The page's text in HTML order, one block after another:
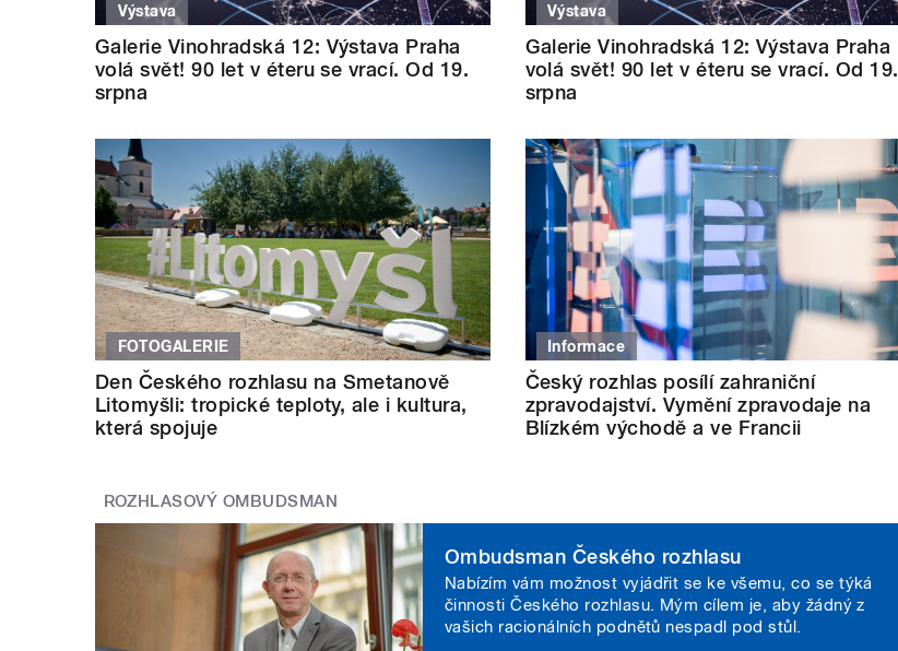
Výstava
Galerie Vinohradská 12: Výstava Praha
volá svět! 90 let v éteru se vrací. Od 19.
srpna
Výstava
Galerie Vinohradská 12: Výstava Praha
volá svět! 90 let v éteru se vrací. Od 19.
srpna
FOTOGALERIE
Den Českého rozhlasu na Smetanově
Litomyšli: tropické teploty, ale i kultura,
která spojuje
Informace
Český rozhlas posílí zahraniční
zpravodajství. Vymění zpravodaje na
Blízkém východě a ve Francii
ROZHLASOVÝ OMBUDSMAN
Ombudsman Českého rozhlasu
Nabízím vám možnost vyjádřit se ke všemu, co se týká
činnosti Českého rozhlasu. Mým cílem je, aby žádný z
vašich racionálních podnětů nespadl pod stůl.